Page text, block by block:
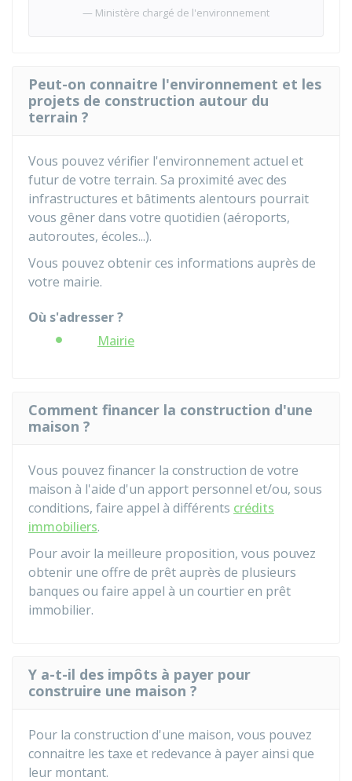
Ministère chargé de l'environnement
Peut-on connaitre l'environnement et les
projets de construction autour du
terrain ?
Vous pouvez vérifier l'environnement actuel et
futur de votre terrain. Sa proximité avec des
infrastructures et bâtiments alentours pourrait
vous gêner dans votre quotidien (aéroports,
autoroutes, écoles...).
Vous pouvez obtenir ces informations auprès de
votre mairie.
Où s'adresser ?
Mairie
Comment financer la construction d'une
maison ?
Vous pouvez financer la construction de votre
maison à l'aide d'un apport personnel et/ou, sous
conditions, faire appel à différents crédits
immobiliers.
Pour avoir la meilleure proposition, vous pouvez
obtenir une offre de prêt auprès de plusieurs
banques ou faire appel à un courtier en prêt
immobilier.
Y a-t-il des impôts à payer pour
construire une maison ?
Pour la construction d'une maison, vous pouvez
connaitre les taxe et redevance à payer ainsi que
leur montant.